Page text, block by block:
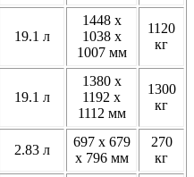
19.1 л
1448 x
1038 x
1007 мм
1120
кг
19.1 л
1380 x
1192 x
1112 мм
1300
кг
2.83 л
697 x 679
x 796 мм
270
кг